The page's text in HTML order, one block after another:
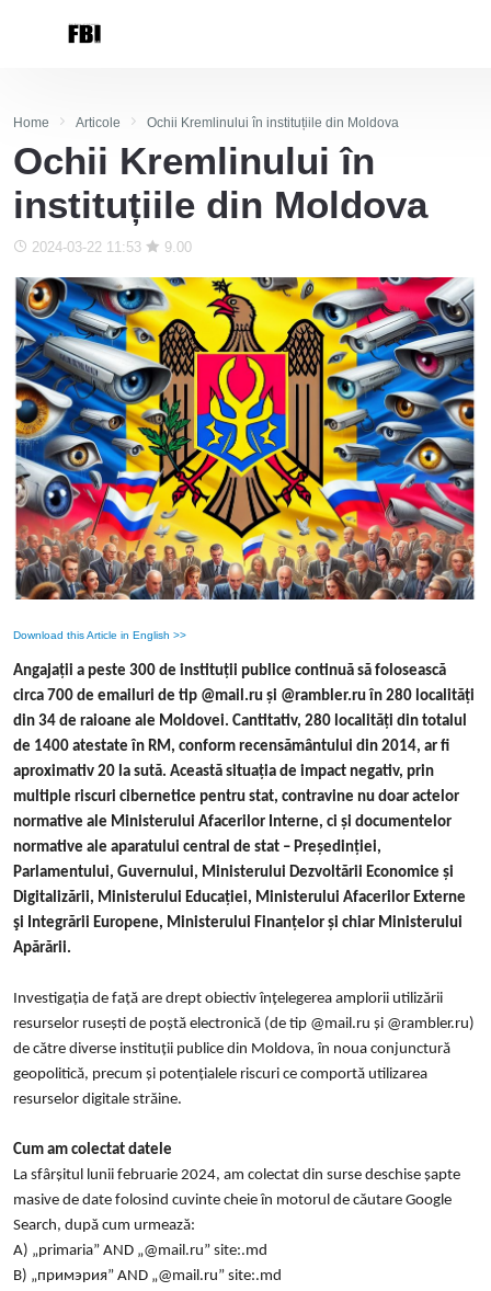
Home Articole Ochii Kremlinului în instituțiile din Moldova
Ochii Kremlinului în
instituțiile din Moldova
2024-03-22 11:53 9.00
Download this Article in English >>
Angajații a peste 300 de instituții publice continuă să folosească
circa 700 de emailuri de tip @mail.ru și @rambler.ru în 280 localități
din 34 de raioane ale Moldovei. Cantitativ, 280 localități din totalul
de 1400 atestate în RM, conform recensământului din 2014, ar fi
aproximativ 20 la sută. Această situația de impact negativ, prin
multiple riscuri cibernetice pentru stat, contravine nu doar actelor
normative ale Ministerului Afacerilor Interne, ci și documentelor
normative ale aparatului central de stat – Președinției,
Parlamentului, Guvernului, Ministerului Dezvoltării Economice și
Digitalizării, Ministerului Educației, Ministerului Afacerilor Externe
şi Integrării Europene, Ministerului Finanțelor și chiar Ministerului
Apărării.
Investigația de față are drept obiectiv înțelegerea amplorii utilizării
resurselor rusești de poștă electronică (de tip @mail.ru și @rambler.ru)
de către diverse instituții publice din Moldova, în noua conjunctură
geopolitică, precum și potențialele riscuri ce comportă utilizarea
resurselor digitale străine.
Cum am colectat datele
La sfârșitul lunii februarie 2024, am colectat din surse deschise șapte
masive de date folosind cuvinte cheie în motorul de căutare Google
Search, după cum urmează:
A) „primaria” AND „@mail.ru” site:.md
B) „примэрия” AND „@mail.ru” site:.md